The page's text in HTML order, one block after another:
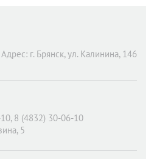
Адрес: г. Брянск, ул. Калинина, 146
8 (4832) 30-06-10
5